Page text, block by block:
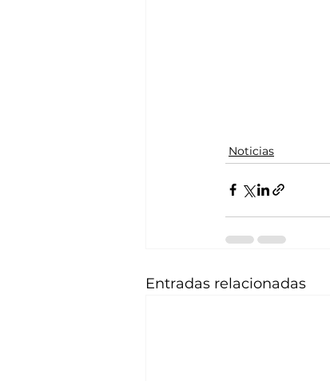
Noticias
Entradas relacionadas